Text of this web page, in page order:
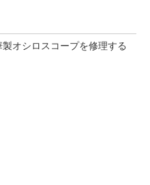
オシロスコープを修理する